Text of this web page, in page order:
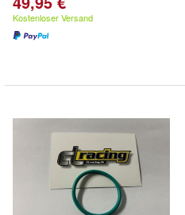
Kostenloser Versand